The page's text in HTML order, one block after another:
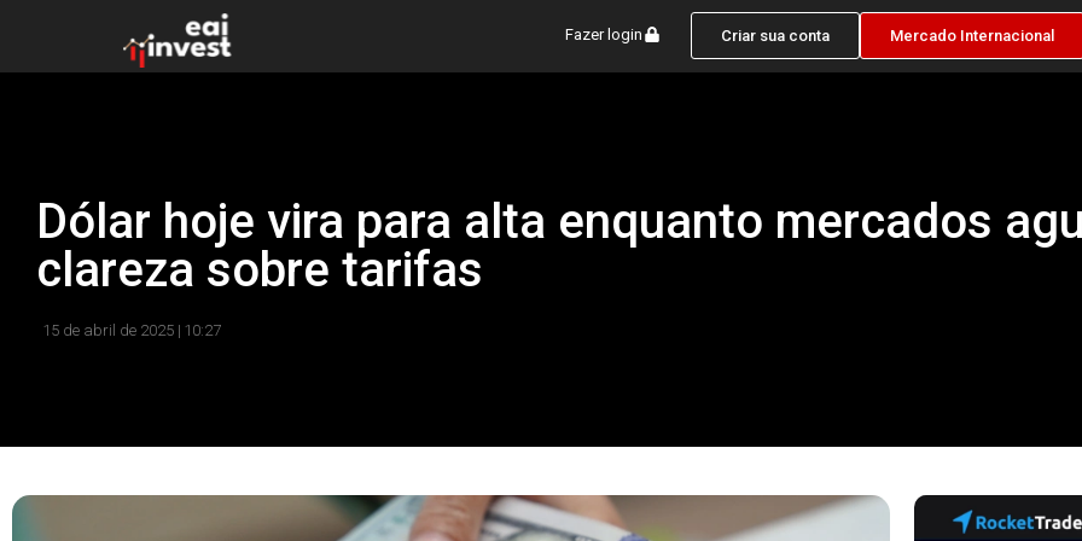
Fazer login Criar sua conta Mercado Internacional
Dólar hoje vira para alta enquanto mercados
clareza sobre tarifas
15 de abril de 2025 | 10:27